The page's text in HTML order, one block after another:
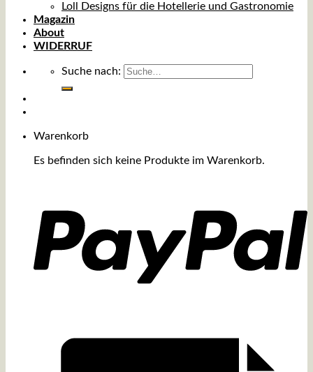
Loll Designs für die Hotellerie und Gastronomie
Magazin
About
WIDERRUF
Suche nach:
Warenkorb
Es befinden sich keine Produkte im Warenkorb.